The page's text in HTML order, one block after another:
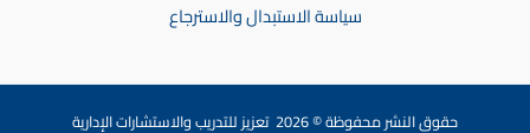
سياسة الاستبدال والاسترجاع
حقوق النشر محفوظة © 2026 تعزيز للتدريب والاستشارات الإدارية